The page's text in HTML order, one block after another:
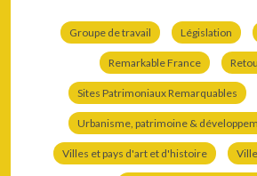
Groupe de travail Législation
Remarkable France
Sites Patrimoniaux Remarquables
Urbanisme, patrimoine &
Villes et pays d'art et d'histoire